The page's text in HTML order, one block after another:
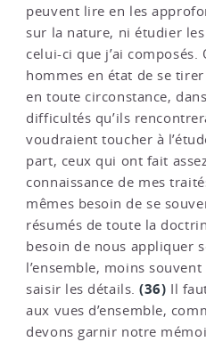
peuvent lire en les
sur la nature, ni étudier
celui-ci que j’ai
hommes en état de se
en toute circonstance,
difficultés qu’ils
voudraient toucher à
part, ceux qui ont fait
connaissance de mes
mêmes besoin de se
résumés de toute la
besoin de nous appliquer
l’ensemble, moins
saisir les détails.(36) Il
aux vues d’ensemble,
devons garnir notre